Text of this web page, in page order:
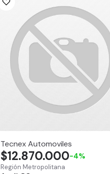
Tecnex Automoviles
Región Metropolitana
$12.870.000-4%